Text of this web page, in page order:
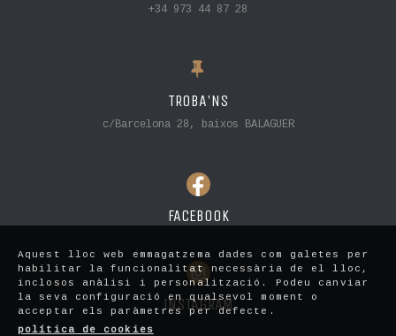
+34 973 44 87 28
TROBA'NS
c/Barcelona 28, baixos BALAGUER
FACEBOOK
INSTAGRAM
Aquest lloc web emmagatzema dades com galetes per
habilitar la funcionalitat necessària de el lloc,
inclosos anàlisi i personalització. Podeu canviar
la seva configuració en qualsevol moment o
acceptar els paràmetres per defecte.
política de cookies